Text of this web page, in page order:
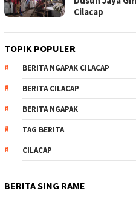
Cilacap
TOPIK POPULER
BERITA NGAPAK CILACAP
BERITA CILACAP
BERITA NGAPAK
TAG BERITA
CILACAP
BERITA SING RAME